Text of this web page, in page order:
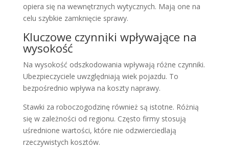
opiera się na wewnętrznych wytycznych. Mają one na
celu szybkie zamknięcie sprawy.
Kluczowe czynniki wpływające na
wysokość
Na wysokość odszkodowania wpływają różne czynniki.
Ubezpieczyciele uwzględniają wiek pojazdu. To
bezpośrednio wpływa na koszty naprawy.
Stawki za roboczogodzinę również są istotne. Różnią
się w zależności od regionu. Często firmy stosują
uśrednione wartości, które nie odzwierciedlają
rzeczywistych kosztów.